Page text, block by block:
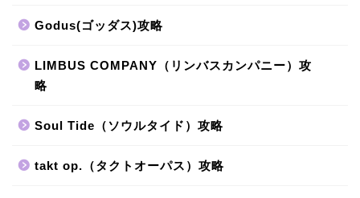
Godus(ゴッダス)攻略
LIMBUS COMPANY（リンバスカンパニー）攻
略
Soul Tide（ソウルタイド）攻略
takt op.（タクトオーパス）攻略